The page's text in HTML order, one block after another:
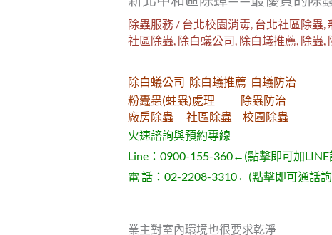
除蟲服務/ 台北校園消毒, 台北社區除蟲,
社區除蟲, 除白蟻公司 , 除白蟻推薦, 除蟲,
除白蟻公司 除白蟻推薦 白蟻防治
粉蠹蟲(蛀蟲)處理 除蟲防治
廠房除蟲 社區除蟲 校園除蟲
火速諮詢與預約專線
Line： 0900-155-360←(點擊即可加LINE
電 話： 02-2208-3310←(點擊即可通話
業主對室內環境也很要求乾淨